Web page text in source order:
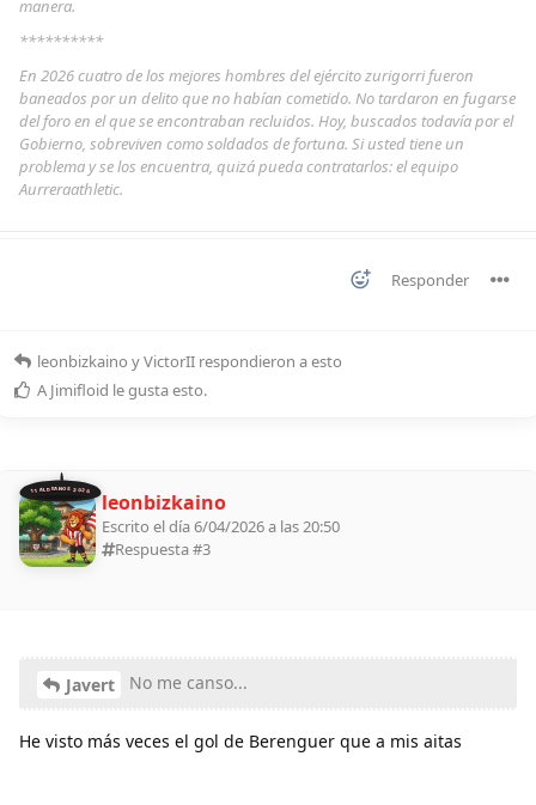
manera.
**********
En 2026 cuatro de los mejores hombres del ejército zurigorri fueron
baneados por un delito que no habían cometido. No tardaron en fugarse
del foro en el que se encontraban recluidos. Hoy, buscados todavía por el
Gobierno, sobreviven como soldados de fortuna. Si usted tiene un
problema y se los encuentra, quizá pueda contratarlos: el equipo
Aurreraathletic.
Responder
leonbizkaino yVictorII respondieron a esto
A Jimifloid le gusta esto.
11 ALDEANOS 2026 leonbizkaino
Escrito el día 6/04/2026 a las 20:50
Respuesta #3
Javert No me canso...
He visto más veces el gol de Berenguer que a mis aitas